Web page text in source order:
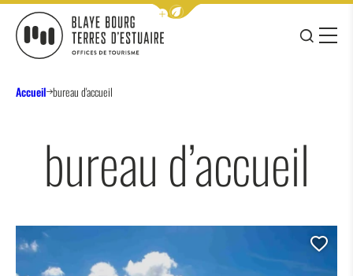
Afficher la barre de navigation
JE
MENU
Accueil bureau d'accueil
bureau d’accueil